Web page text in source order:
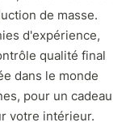
de masse.
d'expérience,
qualité final
dans le monde
pour un cadeau
votre intérieur.